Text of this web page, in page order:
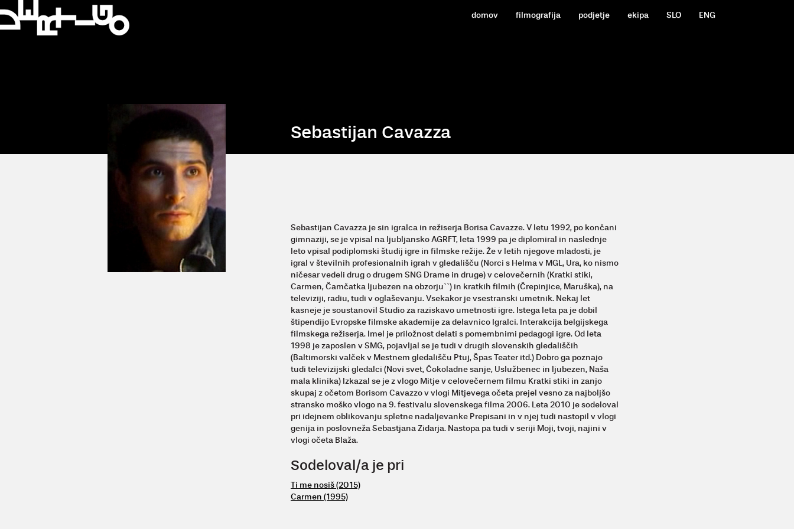
domov filmografija podjetje ekipa SLO ENG
Sebastijan Cavazza
Sebastijan Cavazza je sin igralca in režiserja Borisa Cavazze. V letu 1992, po končani
gimnaziji, se je vpisal na ljubljansko AGRFT, leta 1999 pa je diplomiral in naslednje
leto vpisal podiplomski študij igre in filmske režije. Že v letih njegove mladosti, je
igral v številnih profesionalnih igrah v gledališču (Norci s Helma v MGL, Ura, ko nismo
ničesar vedeli drug o drugem SNG Drame in druge) v celovečernih (Kratki stiki,
Carmen, Čamčatka ljubezen na obzorju``) in kratkih filmih (Črepinjice, Maruška), na
televiziji, radiu, tudi v oglaševanju. Vsekakor je vsestranski umetnik. Nekaj let
kasneje je soustanovil Studio za raziskavo umetnosti igre. Istega leta pa je dobil
štipendijo Evropske filmske akademije za delavnico Igralci. Interakcija belgijskega
filmskega režiserja. Imel je priložnost delati s pomembnimi pedagogi igre. Od leta
1998 je zaposlen v SMG, pojavljal se je tudi v drugih slovenskih gledališčih
(Baltimorski valček v Mestnem gledališču Ptuj, Špas Teater itd.) Dobro ga poznajo
tudi televizijski gledalci (Novi svet, Čokoladne sanje, Uslužbenec in ljubezen, Naša
mala klinika) Izkazal se je z vlogo Mitje v celovečernem filmu Kratki stiki in zanjo
skupaj z očetom Borisom Cavazzo v vlogi Mitjevega očeta prejel vesno za najboljšo
stransko moško vlogo na 9. festivalu slovenskega filma 2006. Leta 2010 je sodeloval
pri idejnem oblikovanju spletne nadaljevanke Prepisani in v njej tudi nastopil v vlogi
genija in poslovneža Sebastjana Zidarja. Nastopa pa tudi v seriji Moji, tvoji, najini v
vlogi očeta Blaža.
Sodeloval/a je pri
Ti me nosiš (2015)
Carmen (1995)